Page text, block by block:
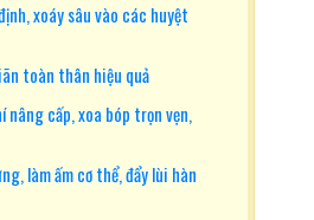
xoáy sâu vào các huyệt
toàn thân hiệu quả
cấp, xoa bóp trọn vẹn,
làm ấm cơ thể, đẩy lùi hàn